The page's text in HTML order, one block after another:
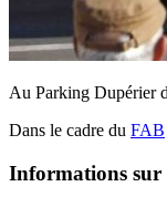
Au Parking Dupérier
Dans le cadre du FAB
Informations sur